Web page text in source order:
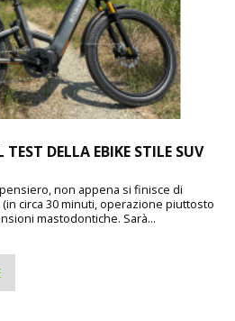
DELLA EBIKE STILE SUV
non appena si finisce di
(in circa 30 minuti, operazione piuttosto
mastodontiche. Sarà...